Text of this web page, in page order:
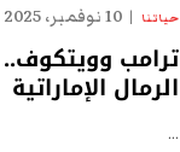
حياتنا 10 نوفمبر، 2025
ترامب
الرمال الإماراتية
…